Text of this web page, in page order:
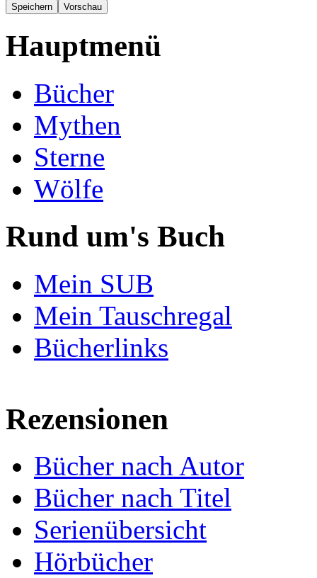
Hauptmenü
Bücher
Mythen
Sterne
Wölfe
Rund um's Buch
Mein SUB
Mein Tauschregal
Bücherlinks
Rezensionen
Bücher nach Autor
Bücher nach Titel
Serienübersicht
Hörbücher